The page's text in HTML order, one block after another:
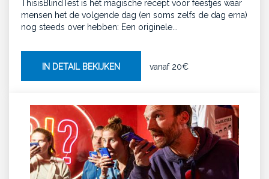
ThisisBlindTest is hét magische recept voor feestjes waar
mensen het de volgende dag (en soms zelfs de dag erna)
nog steeds over hebben: Een originele...
IN DETAIL BEKIJKEN vanaf 20€